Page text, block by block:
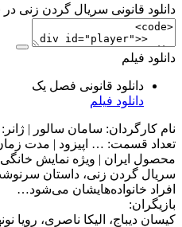
دانلود قانونی سریال گردن زنی
دانلود فیلم
دانلود قانونی فصل یک
دانلود فیلم
نام کارگردان: سامان سالور | ژانر:
تعداد قسمت‌: … اپیزود | مدت زمان این قسمت: 47
محصول ایران | ویژه نمایش خانگی
سریال گردن زنی، داستان
افراد خانواده‌هایشان می‌شود…
بازیگران:
کیسان دیباج، الیکا ناصری،